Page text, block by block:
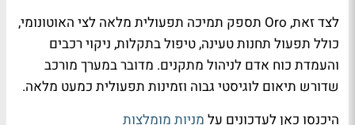
לצד זאת, Oro תספק תמיכה תפעולית מלאה לצי האוטונומי,
כולל תפעול תחנות טעינה, טיפול בתקלות, ניקוי רכבים
והעמדת כוח אדם לניהול מתקנים. מדובר במערך מורכב
שדורש תיאום לוגיסטי גבוה וזמינות תפעולית כמעט מלאה.
היכנסו כאן לעדכונים על מניות מומלצות